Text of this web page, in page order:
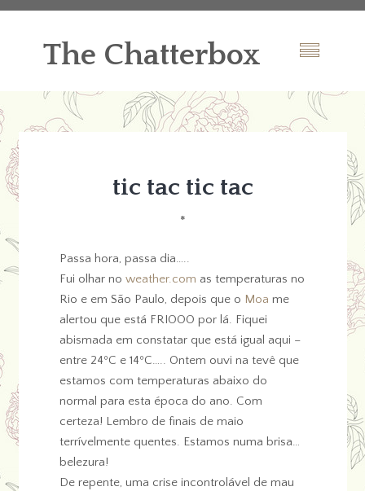
The Chatterbox
tic tac tic tac
*
Passa hora, passa dia…..
Fui olhar no weather.com as temperaturas no
Rio e em São Paulo, depois que o Moa me
alertou que está FRIOOO por lá. Fiquei
abismada em constatar que está igual aqui –
entre 24ºC e 14ºC….. Ontem ouvi na tevê que
estamos com temperaturas abaixo do
normal para esta época do ano. Com
certeza! Lembro de finais de maio
terrívelmente quentes. Estamos numa brisa…
belezura!
De repente, uma crise incontrolável de mau